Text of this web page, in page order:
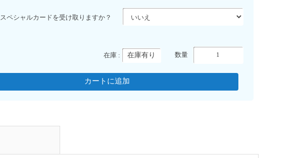
スペシャルカードを受け取りますか？
数量
在庫 : 在庫有り